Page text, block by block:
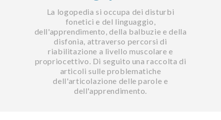
La logopedia si occupa dei disturbi
fonetici e del linguaggio,
dell'apprendimento, della balbuzie e della
disfonia, attraverso percorsi di
riabilitazione a livello muscolare e
propriocettivo. Di seguito una raccolta di
articoli sulle problematiche
dell'articolazione delle parole e
dell'apprendimento.